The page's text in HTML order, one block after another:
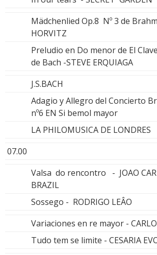
Mädchenlied Op.8 Nº 3 de
HORVITZ
Preludio en Do menor de El
de Bach -STEVE ERQUIAGA
J.S.BACH
Adagio y Allegro del Concierto
nº6 EN Si bemol mayor
LA PHILOMUSICA DE LONDRES
07.00
Valsa do rencontro - JOAO
BRAZIL
Sossego - RODRIGO LEÂO
Variaciones en re mayor -
Tudo tem se limite - CESARIA